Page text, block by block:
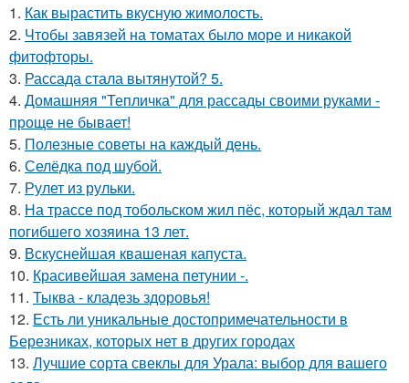
1. Как вырастить вкусную жимолость.
2. Чтобы завязей на томатах было море и никакой
фитофторы.
3. Рассада стала вытянутой? 5.
4. Домашняя "Тепличка" для рассады своими руками -
проще не бывает!
5. Полезные советы на каждый день.
6. Селёдка под шубой.
7. Рулет из рульки.
8. На трассе под тобольском жил пёс, который ждал там
погибшего хозяина 13 лет.
9. Вскуснейшая квашеная капуста.
10. Красивейшая замена петунии -.
11. Тыква - кладезь здоровья!
12. Есть ли уникальные достопримечательности в
Березниках, которых нет в других городах
13. Лучшие сорта свеклы для Урала: выбор для вашего